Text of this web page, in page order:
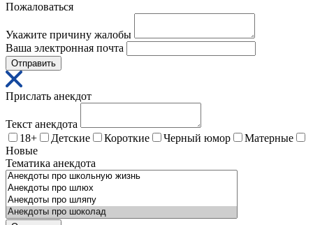
Пожаловаться
Укажите причину жалобы
Ваша электронная почта
Отправить
Прислать анекдот
Текст анекдота
18+
Детские Короткие Черный юмор
Матерные
Новые
Тематика анекдота